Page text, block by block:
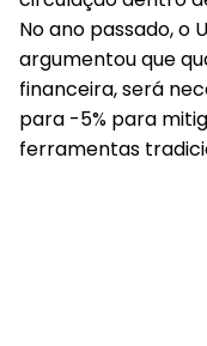
No ano passado, o
argumentou que
financeira, será
para -5% para
ferramentas